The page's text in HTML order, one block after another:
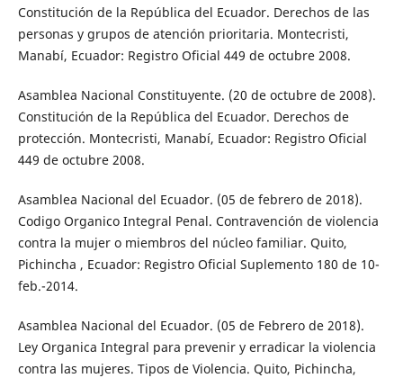
Constitución de la República del Ecuador. Derechos de las
personas y grupos de atención prioritaria. Montecristi,
Manabí, Ecuador: Registro Oficial 449 de octubre 2008.
Asamblea Nacional Constituyente. (20 de octubre de 2008).
Constitución de la República del Ecuador. Derechos de
protección. Montecristi, Manabí, Ecuador: Registro Oficial
449 de octubre 2008.
Asamblea Nacional del Ecuador. (05 de febrero de 2018).
Codigo Organico Integral Penal. Contravención de violencia
contra la mujer o miembros del núcleo familiar. Quito,
Pichincha , Ecuador: Registro Oficial Suplemento 180 de 10-
feb.-2014.
Asamblea Nacional del Ecuador. (05 de Febrero de 2018).
Ley Organica Integral para prevenir y erradicar la violencia
contra las mujeres. Tipos de Violencia. Quito, Pichincha,